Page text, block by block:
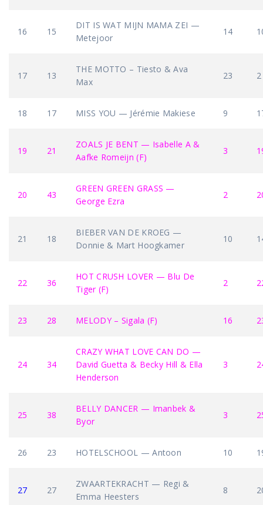
16 15
DIT IS WAT MIJN MAMA ZEI —
Metejoor
14
17 13
THE MOTTO – Tiesto & Ava
Max
23 2
18 17 MISS YOU — Jérémie Makiese 9
19 21
ZOALS JE BENT — Isabelle A &
Aafke Romeijn (F)
3
20 43
GREEN GREEN GRASS —
George Ezra
2
21 18
BIEBER VAN DE KROEG —
Donnie & Mart Hoogkamer
10
22 36
HOT CRUSH LOVER — Blu De
Tiger (F)
2
23 28 MELODY – Sigala (F) 16
24 34
CRAZY WHAT LOVE CAN DO —
David Guetta & Becky Hill & Ella
Henderson
3
25 38
BELLY DANCER — Imanbek &
Byor
3
26 23 HOTELSCHOOL — Antoon 10
27 27
ZWAARTEKRACHT — Regi &
Emma Heesters
8